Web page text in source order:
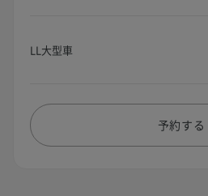
LL大型車
予約する